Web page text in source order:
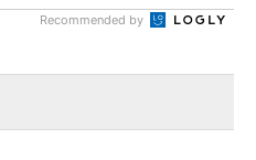
Recommended by